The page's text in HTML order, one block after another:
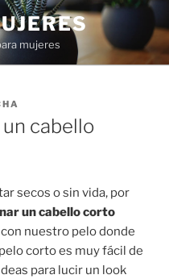
mujeres
cabello
secos o sin vida, por
un cabello corto
nuestro pelo donde
corto es muy fácil de
para lucir un look